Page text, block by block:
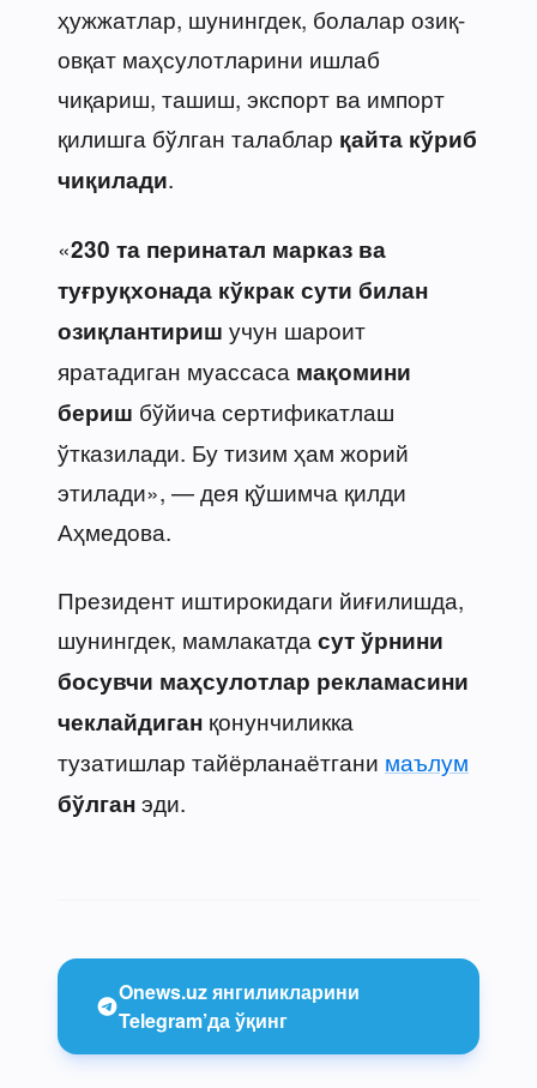
ҳужжатлар, шунингдек, болалар озиқ-
овқат маҳсулотларини ишлаб
чиқариш, ташиш, экспорт ва импорт
қилишга бўлган талаблар қайта кўриб
чиқилади.
«230 та перинатал марказ ва
туғруқхонада кўкрак сути билан
озиқлантириш учун шароит
яратадиган муассаса мақомини
бериш бўйича сертификатлаш
ўтказилади. Бу тизим ҳам жорий
этилади», — дея қўшимча қилди
Аҳмедова.
Президент иштирокидаги йиғилишда,
шунингдек, мамлакатда сут ўрнини
босувчи маҳсулотлар рекламасини
чеклайдиган қонунчиликка
тузатишлар тайёрланаётгани маълум
бўлганэди.
Onews.uz янгиликларини
Telegram’да ўқинг